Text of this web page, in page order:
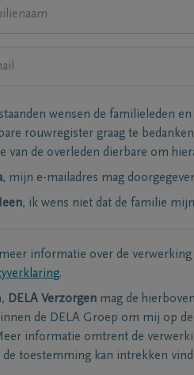
wensen de familieleden
rouwregister graag te
van de overleden dierbare om
, mijn e-mailadres mag
, ik wens niet dat de familie
informatie over de
.
DELA Verzorgen mag de
de DELA Groep om mij op
informatie omtrent de
de toestemming kan intrekken